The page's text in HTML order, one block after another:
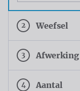
2 Weefsel
3 Afwerking
4 Aantal